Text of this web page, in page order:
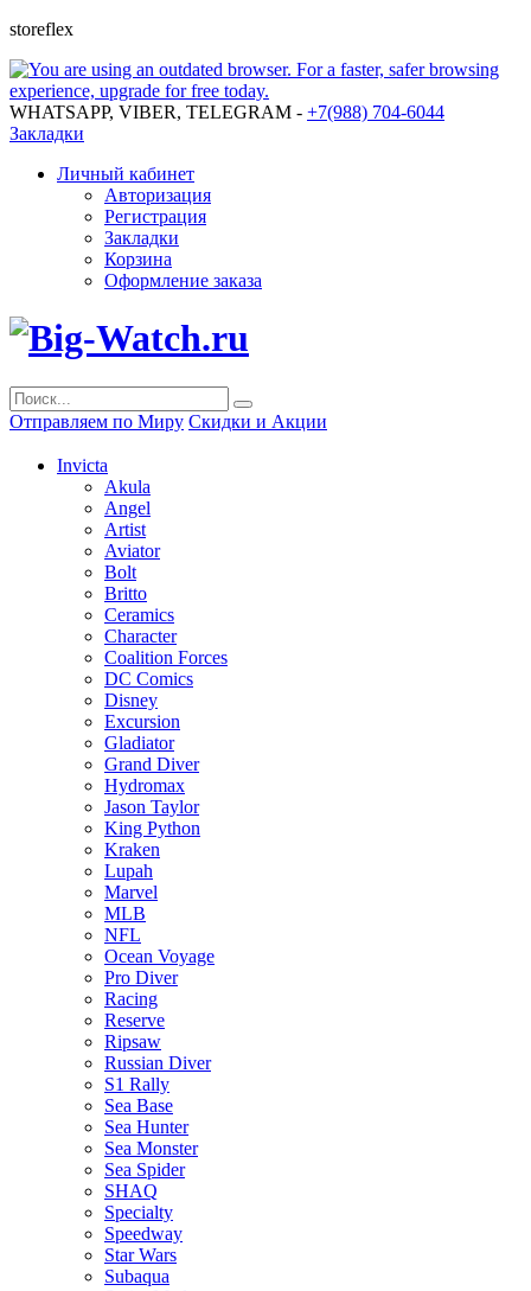
storeflex
WHATSAPP, VIBER, TELEGRAM - +7(988) 704-6044
Закладки
Личный кабинет
Авторизация
Регистрация
Закладки
Корзина
Оформление заказа
Отправляем по Миру Скидки и Акции
Invicta
Akula
Angel
Artist
Aviator
Bolt
Britto
Ceramics
Character
Coalition Forces
DC Comics
Disney
Excursion
Gladiator
Grand Diver
Hydromax
Jason Taylor
King Python
Kraken
Lupah
Marvel
MLB
NFL
Ocean Voyage
Pro Diver
Racing
Reserve
Ripsaw
Russian Diver
S1 Rally
Sea Base
Sea Hunter
Sea Monster
Sea Spider
SHAQ
Specialty
Speedway
Star Wars
Subaqua